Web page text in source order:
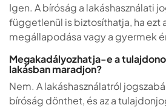
Igen. A bíróság a lakáshasználati
függetlenül is biztosíthatja, ha ezt
megállapodása vagy a gyermek
Megakadályozhatja-e a
lakásban maradjon?
Nem. A lakáshasználatról
bíróság dönthet, és az a